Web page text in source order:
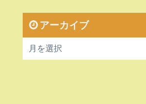
アーカイブ